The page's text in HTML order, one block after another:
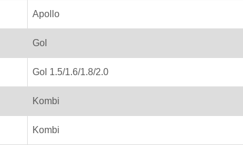
Apollo
Gol
Gol 1.5/1.6/1.8/2.0
Kombi
Kombi